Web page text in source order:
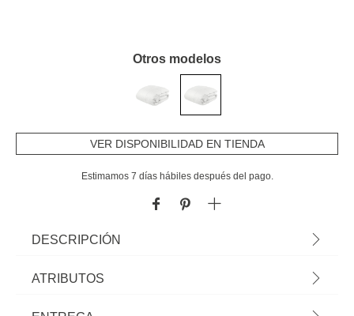
Otros modelos
VER DISPONIBILIDAD EN TIENDA
Estimamos 7 días hábiles después del pago.
DESCRIPCIÓN
Relleno Nórdico De Plumas 240x260cm | ¡Encuentra aquí todo para un
ATRIBUTOS
Material algodón